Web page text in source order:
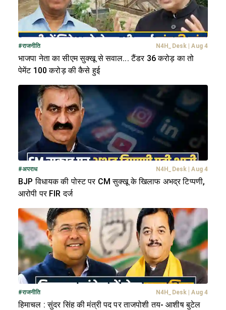
#राजनीति N4H_Desk | Aug 4
भाजपा नेता का सीएम सुक्खू से सवाल... टैंडर 36 करोड़ का तो
पेमेंट 100 करोड़ की कैसे हुई
#अपराध N4H_Desk | Aug 4
BJP विधायक की पोस्ट पर CM सुक्खू के खिलाफ अभद्र टिप्पणी,
आरोपी पर FIR दर्ज
#राजनीति N4H_Desk | Aug 4
हिमाचल : सुंदर सिंह की मंत्री पद पर ताजपोशी तय- आशीष बुटेल